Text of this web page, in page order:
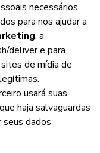
necessários
para nos ajudar a
, a
deliver e para
de mídia de
usará suas
haja salvaguardas
dados